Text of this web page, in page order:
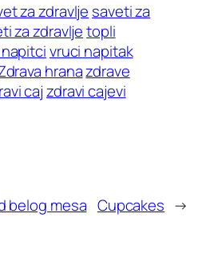
za zdravlje saveti za
za zdravljetopli
vruci napitak
hranazdrave
cajzdravi cajevi
belog mesa Cupcakes →